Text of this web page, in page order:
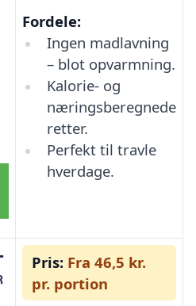
Fordele:
Ingen madlavning
– blot opvarmning.
Kalorie- og
næringsberegnede
retter.
Perfekt til travle
hverdage.
Pris: Fra 46,5 kr.
pr. portion